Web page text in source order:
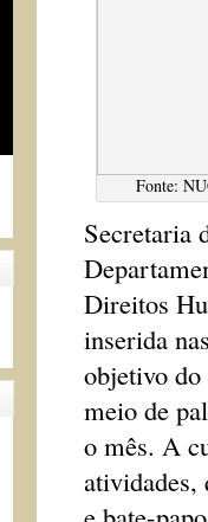
Fonte:
Secretaria
Direitos
inserida
objetivo do
meio de
o mês. A
atividades,